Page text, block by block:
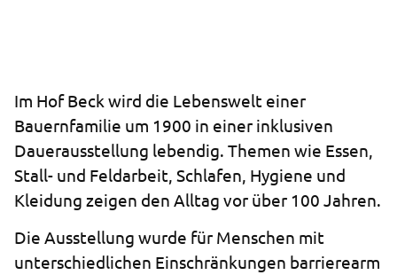
Im Hof Beck wird die Lebenswelt einer
Bauernfamilie um 1900 in einer inklusiven
Dauerausstellung lebendig. Themen wie Essen,
Stall- und Feldarbeit, Schlafen, Hygiene und
Kleidung zeigen den Alltag vor über 100 Jahren.
Die Ausstellung wurde für Menschen mit
unterschiedlichen Einschränkungen barrierearm